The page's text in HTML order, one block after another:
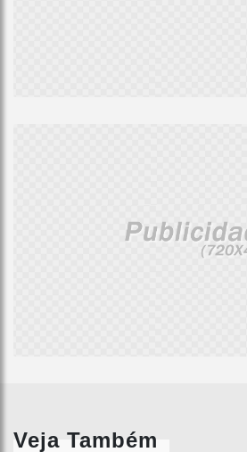
Veja Também